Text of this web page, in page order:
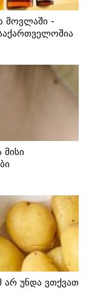
მოვლაში -
არ უნდა ვთქვათ